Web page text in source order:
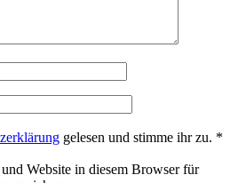
gelesen und stimme ihr zu. *
Website in diesem Browser für